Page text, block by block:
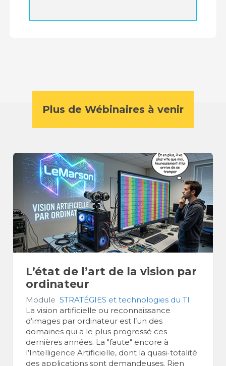
Plus de Wébinaires à venir
L’état de l’art de la vision par
ordinateur
Module STRATÉGIES et technologies du TI
La vision artificielle ou reconnaissance
d’images par ordinateur est l’un des
domaines qui a le plus progressé ces
dernières années. La "faute" encore à
l’Intelligence Artificielle, dont la quasi-totalité
des applications sont demandeuses. Rien